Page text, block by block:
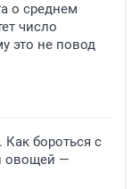
о среднем
число
это не повод
бороться с
овощей —